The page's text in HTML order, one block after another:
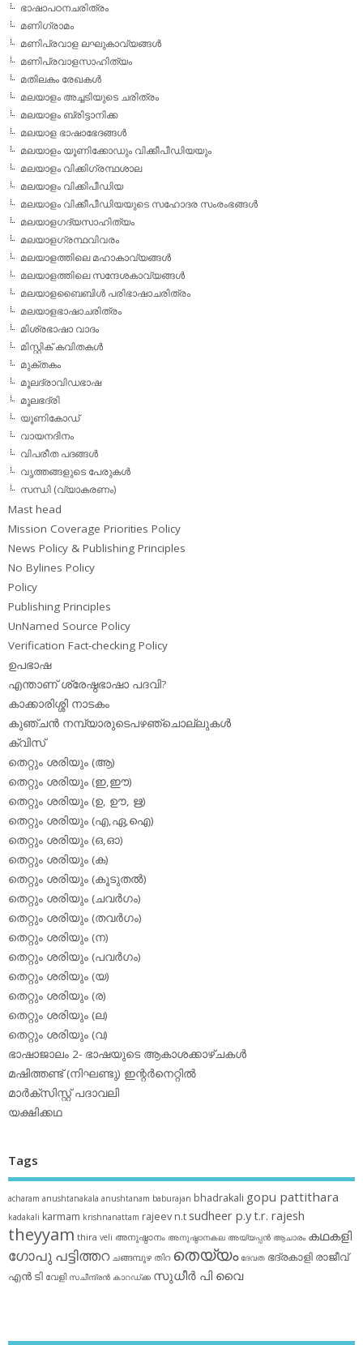
ഭാഷാപഠനചരിത്രം
മണിഗ്രാമം
മണിപ്രവാള ലഘുകാവ്യങ്ങള്‍
മണിപ്രവാളസാഹിത്യം
മതിലകം രേഖകള്‍
മലയാളം അച്ചടിയുടെ ചരിത്രം
മലയാളം ബ്രിട്ടാനിക്ക
മലയാള ഭാഷാഭേദങ്ങള്‍
മലയാളം യൂണിക്കോഡും വിക്കീപീഡിയയും
മലയാളം വിക്കിഗ്രന്ഥശാല
മലയാളം വിക്കിപീഡിയ
മലയാളം വിക്കീപീഡിയയുടെ സഹോദര സംരംഭങ്ങള്‍
മലയാളഗദ്യസാഹിത്യം
മലയാളഗ്രന്ഥവിവരം
മലയാളത്തിലെ മഹാകാവ്യങ്ങള്‍
മലയാളത്തിലെ സന്ദേശകാവ്യങ്ങള്‍
മലയാളബൈബിള്‍ പരിഭാഷാചരിത്രം
മലയാളഭാഷാചരിത്രം
മിശ്രഭാഷാ വാദം
മിസ്റ്റിക് കവിതകള്‍
മുക്തകം
മൂലദ്രാവിഡഭാഷ
മൂലഭദ്രി
യൂണികോഡ്
വായനദിനം
വിപരീത പദങ്ങള്‍
വൃത്തങ്ങളുടെ പേരുകള്‍
സന്ധി (വ്യാകരണം)
Mast head
Mission Coverage Priorities Policy
News Policy & Publishing Principles
No Bylines Policy
Policy
Publishing Principles
UnNamed Source Policy
Verification Fact-checking Policy
ഉപഭാഷ
എന്താണ് ശ്രേഷ്ഠഭാഷാ പദവി?
കാക്കാരിശ്ശി നാടകം
കുഞ്ചന്‍ നമ്പ്യാരുടെപഴഞ്ചൊല്ലുകള്‍
ക്വിസ്
തെറ്റും ശരിയും (ആ)
തെറ്റും ശരിയും (ഇ,ഈ)
തെറ്റും ശരിയും (ഉ, ഊ, ഋ)
തെറ്റും ശരിയും (എ,ഏ,ഐ)
തെറ്റും ശരിയും (ഒ,ഓ)
തെറ്റും ശരിയും (ക)
തെറ്റും ശരിയും (കൂടുതല്‍)
തെറ്റും ശരിയും (ചവര്‍ഗം)
തെറ്റും ശരിയും (തവര്‍ഗം)
തെറ്റും ശരിയും (ന)
തെറ്റും ശരിയും (പവര്‍ഗം)
തെറ്റും ശരിയും (യ)
തെറ്റും ശരിയും (ര)
തെറ്റും ശരിയും (ല)
തെറ്റും ശരിയും (വ)
ഭാഷാജാലം 2- ഭാഷയുടെ ആകാശക്കാഴ്ചകള്‍
മഷിത്തണ്ട് (നിഘണ്ടു) ഇന്റര്‍നെറ്റില്‍
മാര്‍ക്‌സിസ്റ്റ് പദാവലി
യക്ഷിക്കഥ
Tags
acharam anushtanakala anushtanam baburajan bhadrakali gopu pattithara
kadakali karmam krishnanattam rajeev n.t sudheer p.yt.r. rajesh
theyyam thira veli അനുഷ്ഠാനം അനുഷ്ഠാനകല അയ്യപ്പന്‍ ആചാരം കഥകളി
ഗോപു പട്ടിത്തറ ചങ്ങമ്പുഴ തിറ തെയ്യം ദേവത ഭദ്രകാളി രാജീവ്
എൻ ടി വേളി സചീന്ദ്രന്‍ കാറഡ്ക്ക സുധീര്‍ പി വൈ